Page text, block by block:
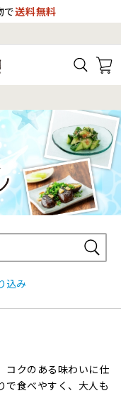
で送料無料
心への取り組み
レシピ検索
込み
コクのある味わいに仕
で食べやすく、大人も
目安
予定日は
。